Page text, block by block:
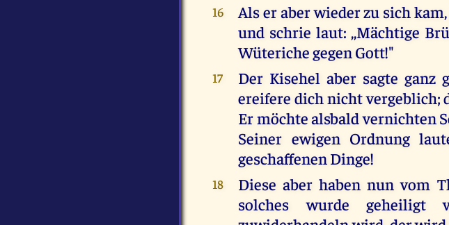
16
Als er aber wieder zu sich
und schrie laut: ,,Mächtige
Wüteriche gegen Gott!"
17
Der Kisehel aber sagte ganz
ereifere dich nicht vergeblich;
Er möchte alsbald vernichten
Seiner ewigen Ordnung
geschaffenen Dinge!
18
Diese aber haben nun vom
solches wurde